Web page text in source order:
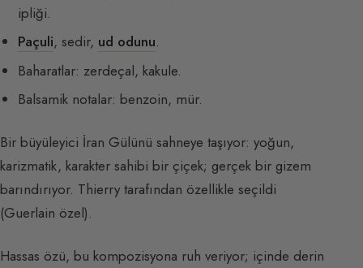
ipliği.
Paçuli, sedir, ud odunu.
Baharatlar: zerdeçal, kakule.
Balsamik notalar: benzoin, mür.
Bir büyüleyici İran Gülünü sahneye taşıyor: yoğun,
karizmatik, karakter sahibi bir çiçek; gerçek bir gizem
barındırıyor. Thierry tarafından özellikle seçildi
(Guerlain özel).
Hassas özü, bu kompozisyona ruh veriyor; içinde derin